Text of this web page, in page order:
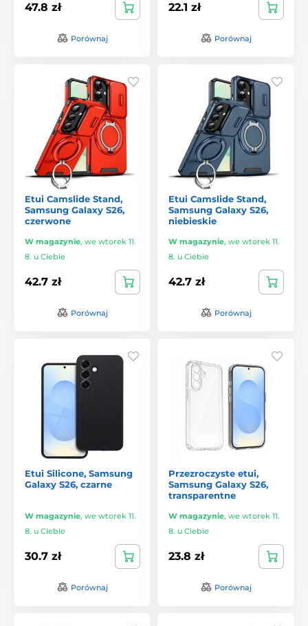
47.8 zł
Porównaj
22.1 zł
Porównaj
Etui Camslide Stand,
Samsung Galaxy S26,
czerwone
W magazynie, we wtorek 11.
8. u Ciebie
42.7 zł
Porównaj
Etui Camslide Stand,
Samsung Galaxy S26,
niebieskie
W magazynie, we wtorek 11.
8. u Ciebie
42.7 zł
Porównaj
Etui Silicone, Samsung
Galaxy S26, czarne
W magazynie, we wtorek 11.
8. u Ciebie
30.7 zł
Porównaj
Przezroczyste etui,
Samsung Galaxy S26,
transparentne
W magazynie, we wtorek 11.
8. u Ciebie
23.8 zł
Porównaj